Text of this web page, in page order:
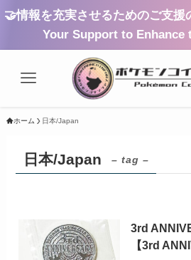
🤝情報を充実させるためのご支
Your Support to Enhance
ホーム 日本/Japan
日本/Japan – tag –
3rd
【3rd